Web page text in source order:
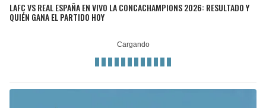
LAFC VS REAL ESPAÑA EN VIVO LA CONCACHAMPIONS 2026: RESULTADO Y
QUIÉN GANA EL PARTIDO HOY